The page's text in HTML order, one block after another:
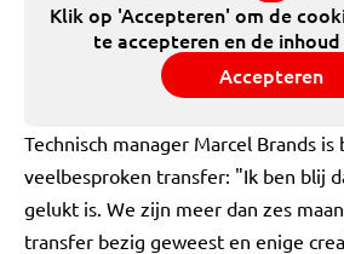
Klik op 'Accepteren' om de
te accepteren en de
Accepteren
Technisch manager Marcel Brands is
veelbesproken transfer: "Ik ben blij
gelukt is. We zijn meer dan zes
transfer bezig geweest en enige